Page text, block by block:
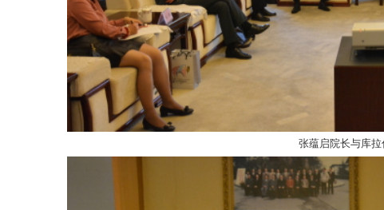
张蕴启院长与库